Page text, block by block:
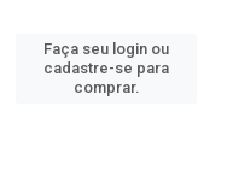
Faça seu login ou
cadastre-se para
comprar.